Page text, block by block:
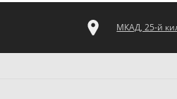
МКАД, 25-й